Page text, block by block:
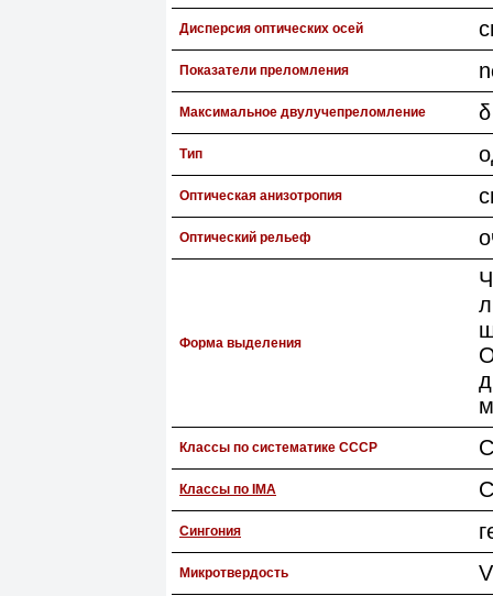
Дисперсия оптических осей
Показатели преломления
Максимальное двулучепреломление
Тип
Оптическая анизотропия
Оптический рельеф
Форма выделения
Классы по систематике СССР
Классы по IMA
Сингония
Микротвердость